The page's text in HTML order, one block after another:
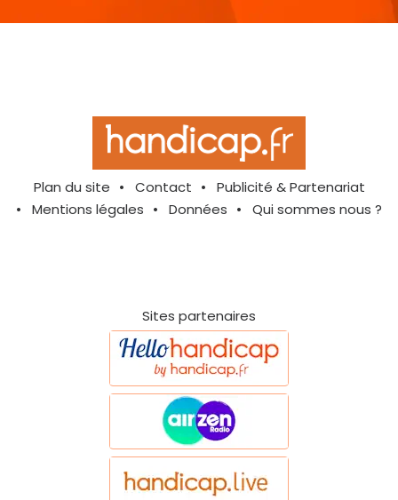
Plan du site Contact
Publicité & Partenariat
Mentions légales
Données Qui sommes nous ?
Sites partenaires